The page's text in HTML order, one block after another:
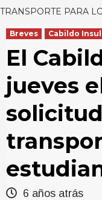
TRANSPORTE PARA
Breves Cabildo
El
jueves
6 años atrás